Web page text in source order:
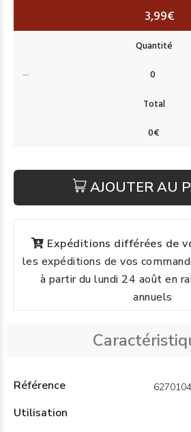
3,99€
AJOUTER AU
Expéditions différées de
les expéditions de vos
à partir du lundi 24 août en
annuels
Référence 6270104
Utilisation